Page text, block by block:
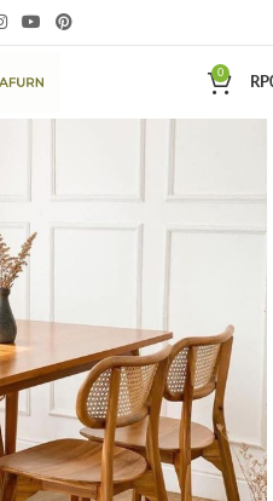
0
RP